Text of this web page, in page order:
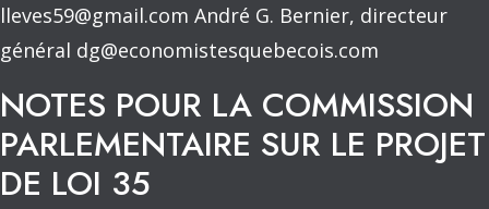
lleves59@gmail.com André G. Bernier, directeur
général dg@economistesquebecois.com
NOTES POUR LA COMMISSION
PARLEMENTAIRE SUR LE PROJET
DE LOI 35